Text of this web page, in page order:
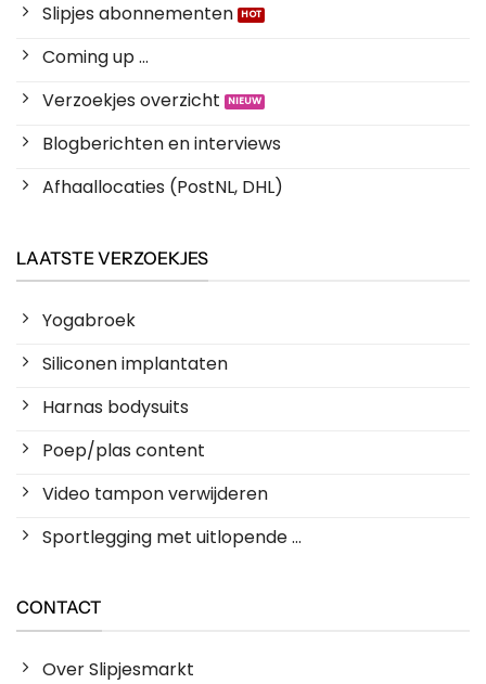
Slipjes abonnementen
Coming up ...
Verzoekjes overzicht
Blogberichten en interviews
Afhaallocaties (PostNL, DHL)
LAATSTE VERZOEKJES
Yogabroek
Siliconen implantaten
Harnas bodysuits
Poep/plas content
Video tampon verwijderen
Sportlegging met uitlopende ...
CONTACT
Over Slipjesmarkt